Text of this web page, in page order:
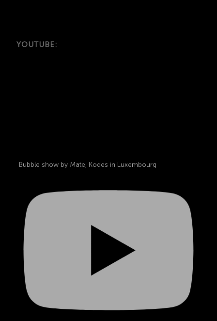
YOUTUBE:
Bubble show by Matej Kodes in Luxembourg